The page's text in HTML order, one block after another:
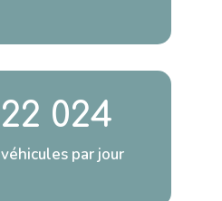
22 024
véhicules par jour